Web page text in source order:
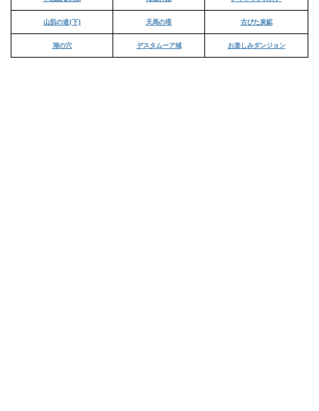
山肌の道(下) 天馬の塔 古びた炭鉱
湖の穴 デスタムーア城 お楽しみダンジョン